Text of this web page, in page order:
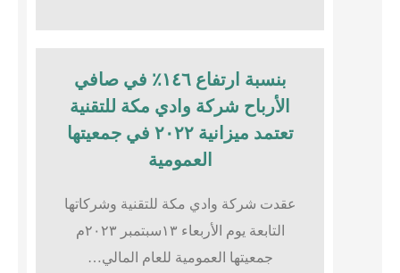
بنسبة ارتفاع ١٤٦٪؜ في صافي
الأرباح شركة وادي مكة للتقنية
تعتمد ميزانية ٢٠٢٢ في جمعيتها
العمومية
عقدت شركة وادي مكة للتقنية وشركاتها
التابعة يوم الأربعاء ١٣سبتمبر ٢٠٢٣م
جمعيتها العمومية للعام المالي…